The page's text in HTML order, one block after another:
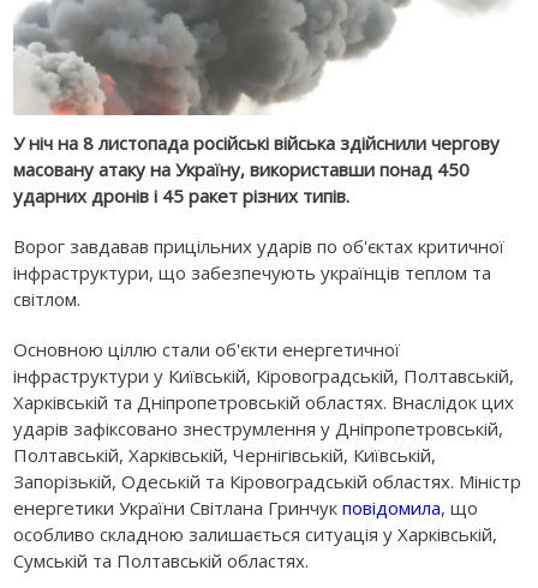
У ніч на 8 листопада російські війська здійснили чергову
масовану атаку на Україну, використавши понад 450
ударних дронів і 45 ракет різних типів.
Ворог завдавав прицільних ударів по об'єктах критичної
інфраструктури, що забезпечують українців теплом та
світлом.
Основною ціллю стали об'єкти енергетичної
інфраструктури у Київській, Кіровоградській, Полтавській,
Харківській та Дніпропетровській областях. Внаслідок цих
ударів зафіксовано знеструмлення у Дніпропетровській,
Полтавській, Харківській, Чернігівській, Київській,
Запорізькій, Одеській та Кіровоградській областях. Міністр
енергетики України Світлана Гринчукповідомила, що
особливо складною залишається ситуація у Харківській,
Сумській та Полтавській областях.